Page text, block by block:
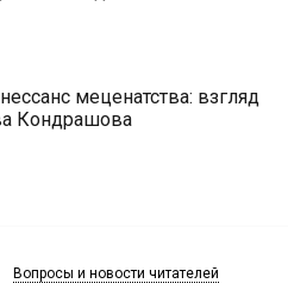
меценатства: взгляд
Кондрашова
Вопросы и новости читателей